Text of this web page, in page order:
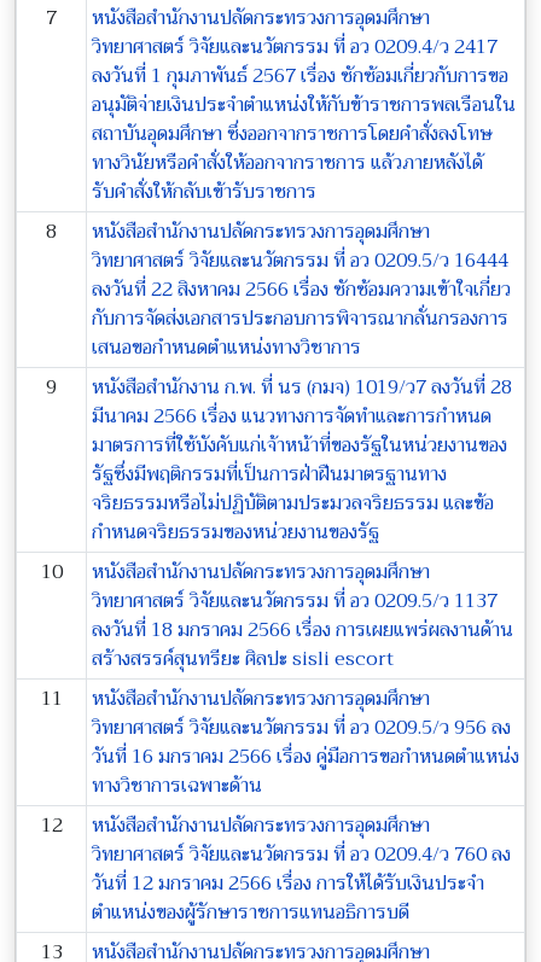
7
หนังสือสำนักงานปลัดกระทรวงการอุดมศึกษา
วิทยาศาสตร์ วิจัยและนวัตกรรม ที่ อว 0209.4/ว 2417
ลงวันที่ 1 กุมภาพันธ์ 2567 เรื่อง ซักซ้อมเกี่ยวกับการขอ
อนุมัติจ่ายเงินประจำตำแหน่งให้กับข้าราชการพลเรือนใน
สถาบันอุดมศึกษา ซึ่งออกจากราชการโดยคำสั่งลงโทษ
ทางวินัยหรือคำสั่งให้ออกจากราชการ แล้วภายหลังได้
รับคำสั่งให้กลับเข้ารับราชการ
8
หนังสือสำนักงานปลัดกระทรวงการอุดมศึกษา
วิทยาศาสตร์ วิจัยและนวัตกรรม ที่ อว 0209.5/ว 16444
ลงวันที่ 22 สิงหาคม 2566 เรื่อง ซักซ้อมความเข้าใจเกี่ยว
กับการจัดส่งเอกสารประกอบการพิจารณากลั่นกรองการ
เสนอขอกำหนดตำแหน่งทางวิชาการ
9
หนังสือสำนักงาน ก.พ. ที่ นร (กมจ) 1019/ว7 ลงวันที่ 28
มีนาคม 2566 เรื่อง แนวทางการจัดทำและการกำหนด
มาตรการที่ใช้บังคับแก่เจ้าหน้าที่ของรัฐในหน่วยงานของ
รัฐซึ่งมีพฤติกรรมที่เป็นการฝ่าฝืนมาตรฐานทาง
จริยธรรมหรือไม่ปฏิบัติตามประมวลจริยธรรม และข้อ
กำหนดจริยธรรมของหน่วยงานของรัฐ
10
หนังสือสำนักงานปลัดกระทรวงการอุดมศึกษา
วิทยาศาสตร์ วิจัยและนวัตกรรม ที่ อว 0209.5/ว 1137
ลงวันที่ 18 มกราคม 2566 เรื่อง การเผยแพร่ผลงานด้าน
สร้างสรรค์สุนทรียะ ศิลปะsisli escort
11
หนังสือสำนักงานปลัดกระทรวงการอุดมศึกษา
วิทยาศาสตร์ วิจัยและนวัตกรรม ที่ อว 0209.5/ว 956 ลง
วันที่ 16 มกราคม 2566 เรื่อง คู่มือการขอกำหนดตำแหน่ง
ทางวิชาการเฉพาะด้าน
12
หนังสือสำนักงานปลัดกระทรวงการอุดมศึกษา
วิทยาศาสตร์ วิจัยและนวัตกรรม ที่ อว 0209.4/ว 760 ลง
วันที่ 12 มกราคม 2566 เรื่อง การให้ได้รับเงินประจำ
ตำแหน่งของผู้รักษาราชการแทนอธิการบดี
13
หนังสือสำนักงานปลัดกระทรวงการอุดมศึกษา